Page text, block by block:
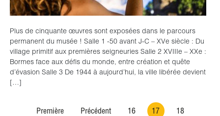
Plus de cinquante œuvres sont exposées dans le parcours
permanent du musée ! Salle 1 -50 avant J-C – XVe siècle : Du
village primitif aux premières seigneuries Salle 2 XVIIIe – XXe :
Bormes face aux défis du monde, entre création et quête
d’évasion Salle 3 De 1944 à aujourd’hui, la ville libérée devient
[…]
Première Précédent 16 17
18